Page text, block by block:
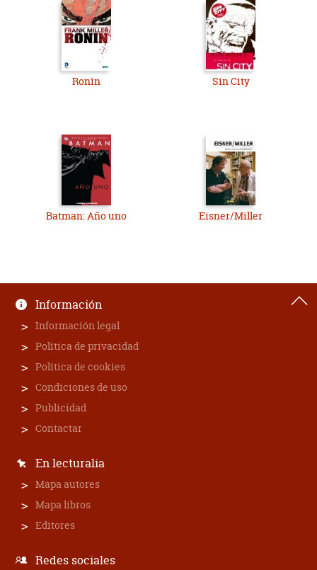
Ronin Sin City
Batman: Año uno Eisner/Miller
Información
Información legal
Política de privacidad
Política de cookies
Condiciones de uso
Publicidad
Contactar
En lecturalia
Mapa autores
Mapa libros
Editores
Redes sociales